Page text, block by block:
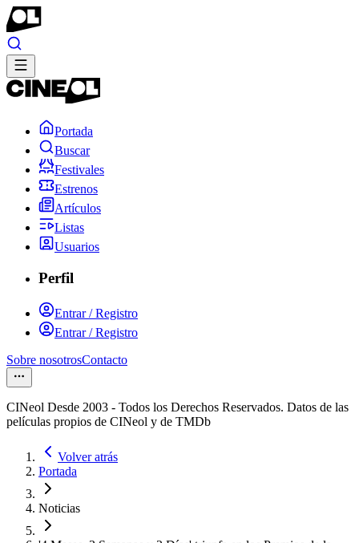
Portada
Buscar
Festivales
Estrenos
Artículos
Listas
Usuarios
Perfil
Entrar / Registro
Entrar / Registro
Sobre nosotrosContacto
CINeol Desde 2003 - Todos los Derechos Reservados. Datos de las
películas propios de CINeol y de TMDb
Volver atrás
Portada
Noticias